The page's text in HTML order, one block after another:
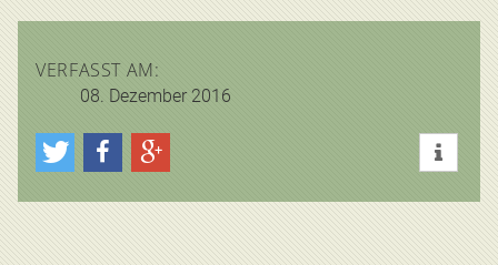
VERFASST AM:
08. Dezember 2016